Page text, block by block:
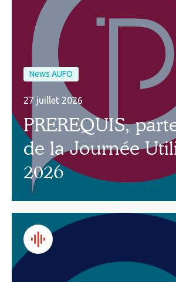
News AUFO
27 juillet 2026
PREREQUIS,
de la Journée
2026